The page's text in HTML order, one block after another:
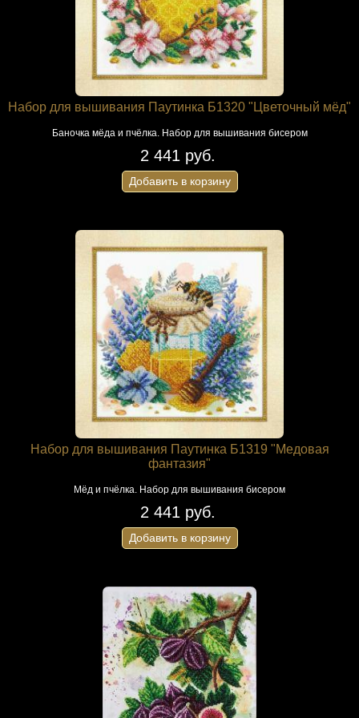
Набор для вышивания Паутинка Б1320 "Цветочный мёд"
Баночка мёда и пчёлка. Набор для вышивания бисером
2 441 руб.
Добавить в корзину
Набор для вышивания Паутинка Б1319 "Медовая
фантазия"
Мёд и пчёлка. Набор для вышивания бисером
2 441 руб.
Добавить в корзину